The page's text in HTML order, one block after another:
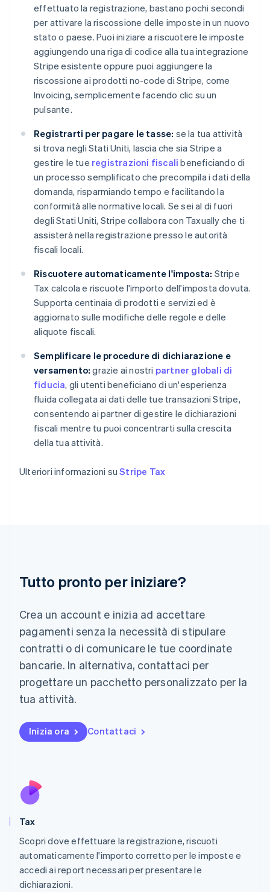
effettuato la registrazione, bastano pochi secondi
per attivare la riscossione delle imposte in un nuovo
stato o paese. Puoi iniziare a riscuotere le imposte
aggiungendo una riga di codice alla tua integrazione
Stripe esistente oppure puoi aggiungere la
riscossione ai prodotti no-code di Stripe, come
Invoicing, semplicemente facendo clic su un
pulsante.
Registrarti per pagare le tasse: se la tua attività
si trova negli Stati Uniti, lascia che sia Stripe a
gestire le tue registrazioni fiscali beneficiando di
un processo semplificato che precompila i dati della
domanda, risparmiando tempo e facilitando la
conformità alle normative locali. Se sei al di fuori
degli Stati Uniti, Stripe collabora con Taxually che ti
assisterà nella registrazione presso le autorità
fiscali locali.
Riscuotere automaticamente l'imposta: Stripe
Tax calcola e riscuote l'importo dell'imposta dovuta.
Supporta centinaia di prodotti e servizi ed è
aggiornato sulle modifiche delle regole e delle
aliquote fiscali.
Semplificare le procedure di dichiarazione e
versamento: grazie ai nostri partner globali di
fiducia, gli utenti beneficiano di un'esperienza
fluida collegata ai dati delle tue transazioni Stripe,
consentendo ai partner di gestire le dichiarazioni
fiscali mentre tu puoi concentrarti sulla crescita
della tua attività.
Ulteriori informazioni suStripe Tax
Tutto pronto per iniziare?
Crea un account e inizia ad accettare
pagamenti senza la necessità di stipulare
contratti o di comunicare le tue coordinate
bancarie. In alternativa, contattaci per
progettare un pacchetto personalizzato per la
tua attività.
Inizia ora Contattaci
Tax
Scopri dove effettuare la registrazione, riscuoti
automaticamente l'importo corretto per le imposte e
accedi ai report necessari per presentare le
dichiarazioni.
Australia
English
Austria
Deutsch
Belgio
Nederlands Français English
Brasile
PortuguêsEnglish
Bulgaria
English
Canada
English Français
Cina continentale
简体中文English
Cipro
English
EnglishItaliano
Danimarca
English
Emirati Arabi Uniti
English
Estonia
Finlandia
English Svenska
Francia
FrançaisEnglish
Germania
Deutsch
Giappone
日本語English
English
Lettonia
English
DeutschEnglish
Lituania
Français DeutschEnglish
Malaysia
English 简体中文
Malta
Messico
EspañolEnglish
English
Paesi Bassi
English
Portogallo
RAS di Hong Kong, Cina
English简体中文